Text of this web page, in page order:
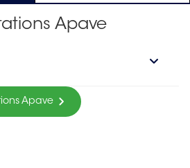
Apave
Apave